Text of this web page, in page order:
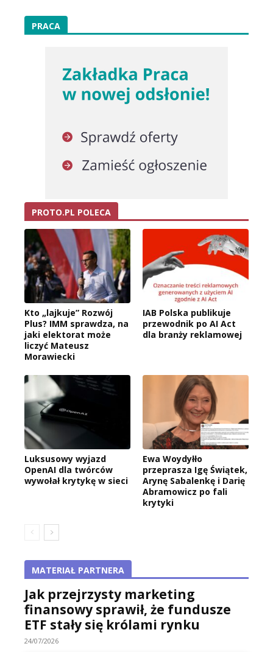
PRACA
PROTO.PL POLECA
Kto „lajkuje” Rozwój
Plus? IMM sprawdza, na
jaki elektorat może
liczyć Mateusz
Morawiecki
IAB Polska publikuje
przewodnik po AI Act
dla branży reklamowej
Luksusowy wyjazd
OpenAI dla twórców
wywołał krytykę w sieci
Ewa Woydyłło
przeprasza Igę Świątek,
Arynę Sabalenkę i Darię
Abramowicz po fali
krytyki
MATERIAŁ PARTNERA
Jak przejrzysty marketing
finansowy sprawił, że fundusze
ETF stały się królami rynku
24/07/2026